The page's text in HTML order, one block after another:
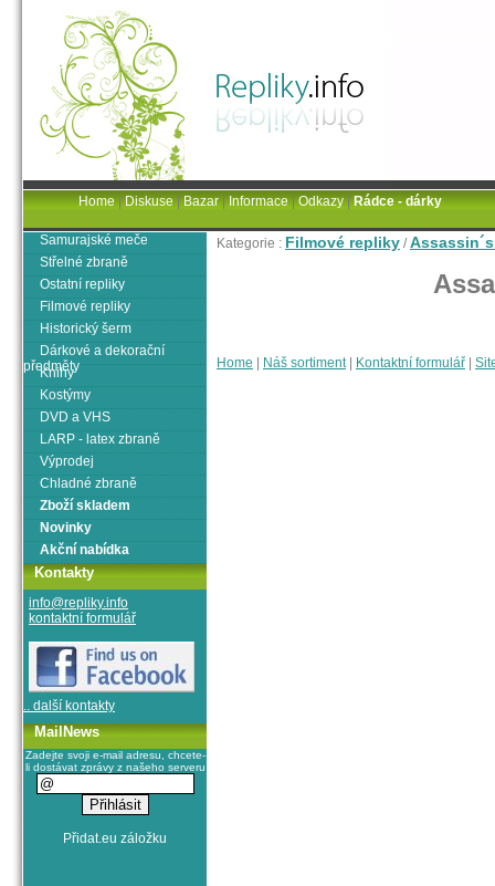
Kategorie : Filmové repliky /
Home Náš sortiment| Kontaktní formulář
Samurajské meče
Střelné zbraně
Ostatní repliky
Filmové repliky
Historický šerm
Dárkové a dekorační
předměty
Knihy
Kostýmy
DVD a VHS
LARP - latex zbraně
Výprodej
Chladné zbraně
Zboží skladem
Novinky
Akční nabídka
Kontakty
info@repliky.info
kontaktní formulář
.. další kontakty
MailNews
Zadejte svoji e-mail adresu, chcete-
li dostávat zprávy z našeho serveru
Home|Diskuse|Bazar|Informace|Odkazy|Rádce - dárky